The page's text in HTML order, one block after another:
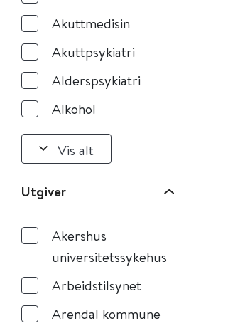
Akuttmedisin
Akuttpsykiatri
Alderspsykiatri
Alkohol
Vis alt
Utgiver
Akershus
universitetssykehus
Arbeidstilsynet
Arendal kommune